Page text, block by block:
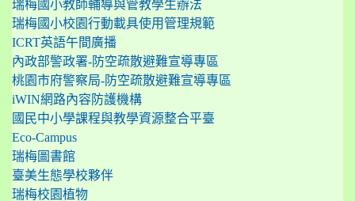
瑞梅國小教師輔導與管教學生辦法
瑞梅國小校園行動載具使用管理規範
ICRT英語午間廣播
內政部警政署-防空疏散避難宣導專區
桃園市府警察局-防空疏散避難宣導專區
iWIN網路內容防護機構
國民中小學課程與教學資源整合平臺
Eco-Campus
瑞梅圖書館
臺美生態學校夥伴
瑞梅校園植物